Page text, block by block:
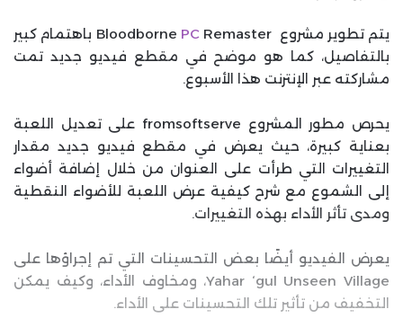
يتم تطوير مشروع Bloodborne PC
Remaster باهتمام كبير
بالتفاصيل، كما هو موضح في مقطع فيديو جديد تمت
مشاركته عبر الإنترنت هذا الأسبوع.
يحرص مطور المشروع fromsoftserve على تعديل اللعبة
بعناية كبيرة، حيث يعرض في مقطع فيديو جديد مقدار
التغييرات التي طرأت على العنوان من خلال إضافة أضواء
إلى الشموع مع شرح كيفية عرض اللعبة للأضواء النقطية
ومدى تأثر الأداء بهذه التغييرات.
يعرض الفيديو أيضًا بعض التحسينات التي تم إجراؤها على
Yahar ‘gul Unseen Village، ومخاوف الأداء، وكيف يمكن
التخفيف من تأثير تلك التحسينات على الأداء.